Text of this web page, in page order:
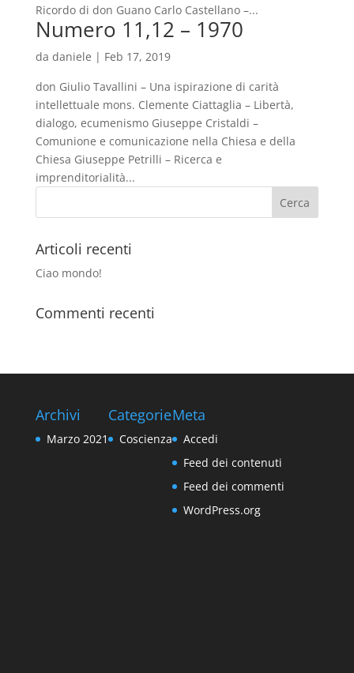
Ricordo di don Guano Carlo Castellano –...
Numero 11,12 – 1970
da daniele | Feb 17, 2019
don Giulio Tavallini – Una ispirazione di carità
intellettuale mons. Clemente Ciattaglia – Libertà,
dialogo, ecumenismo Giuseppe Cristaldi –
Comunione e comunicazione nella Chiesa e della
Chiesa Giuseppe Petrilli – Ricerca e
imprenditorialità...
Articoli recenti
Ciao mondo!
Commenti recenti
Archivi
Marzo 2021
Categorie
Coscienza
Meta
Accedi
Feed dei contenuti
Feed dei commenti
WordPress.org